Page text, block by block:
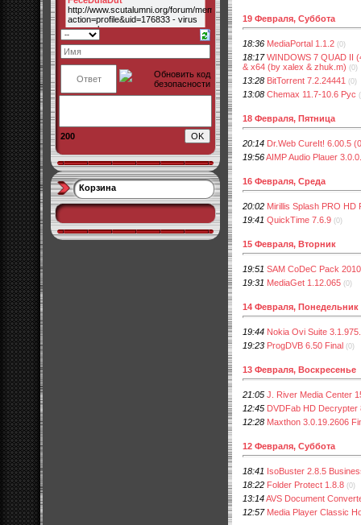
200
Корзина
19 Февраля, Суббота
18:36 MediaPortal 1.1.2 (0)
18:17 WINDOWS 7 QUAD II
& x64 (by xalex & zhuk.m) (0)
13:28 BitTorrent 7.2.24441 (0)
13:08 Chemax 11.7-10.6 Рус
18 Февраля, Пятница
20:14 Dr.Web CureIt! 6.00.5
19:56AIMP Audio Plauer
16 Февраля, Среда
20:02 Mirillis Splash PRO HD
19:41 QuickTime 7.6.9 (0)
15 Февраля, Вторник
19:51 SAM CoDeC Pack
19:31 MediaGet 1.12.065 (0)
14 Февраля, Понедельник
19:44 Nokia Ovi Suite
19:23 ProgDVB 6.50 Final (0)
13 Февраля, Воскресенье
21:05 J. River Media Center
12:45 DVDFab HD Decrypter
12:28 Maxthon 3.0.19.2606
12 Февраля, Суббота
18:41 IsoBuster 2.8.5
18:22 Folder Protect 1.8.8 (0)
13:14AVS Document
12:57 Media Player Classic